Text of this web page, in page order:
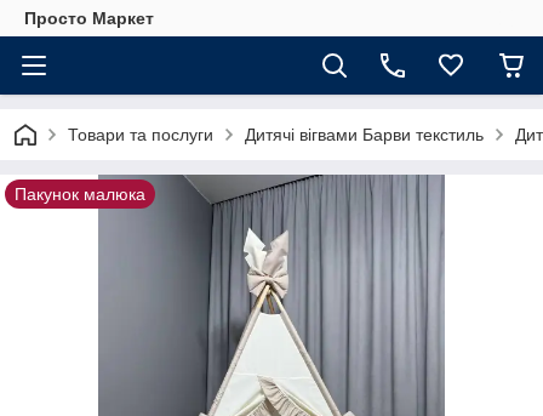
Просто Маркет
Товари та послуги Дитячі вігвами Барви текстиль
Пакунок малюка